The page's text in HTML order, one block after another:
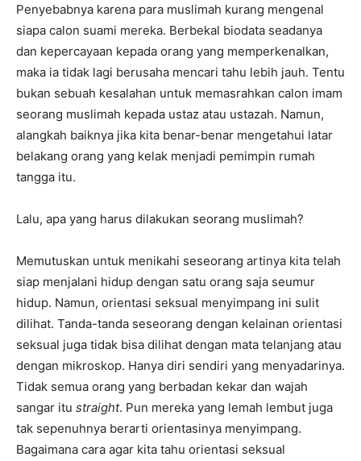
Penyebabnya karena para muslimah kurang mengenal
siapa calon suami mereka. Berbekal biodata seadanya
dan kepercayaan kepada orang yang memperkenalkan,
maka ia tidak lagi berusaha mencari tahu lebih jauh. Tentu
bukan sebuah kesalahan untuk memasrahkan calon imam
seorang muslimah kepada ustaz atau ustazah. Namun,
alangkah baiknya jika kita benar-benar mengetahui latar
belakang orang yang kelak menjadi pemimpin rumah
tangga itu.
Lalu, apa yang harus dilakukan seorang muslimah?
Memutuskan untuk menikahi seseorang artinya kita telah
siap menjalani hidup dengan satu orang saja seumur
hidup. Namun, orientasi seksual menyimpang ini sulit
dilihat. Tanda-tanda seseorang dengan kelainan orientasi
seksual juga tidak bisa dilihat dengan mata telanjang atau
dengan mikroskop. Hanya diri sendiri yang menyadarinya.
Tidak semua orang yang berbadan kekar dan wajah
sangar itu straight. Pun mereka yang lemah lembut juga
tak sepenuhnya berarti orientasinya menyimpang.
Bagaimana cara agar kita tahu orientasi seksual